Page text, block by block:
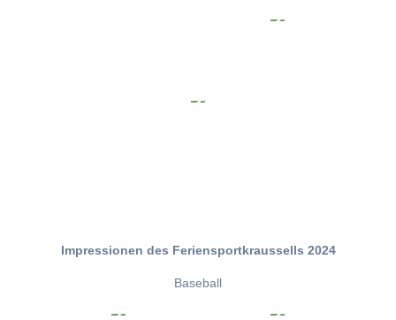
Impressionen des Feriensportkraussells 2024
Baseball